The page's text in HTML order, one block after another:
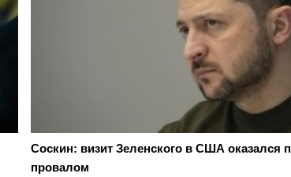
Соскин: визит Зеленского в США оказался
провалом